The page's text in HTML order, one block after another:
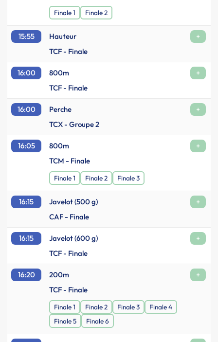
Finale 1 Finale 2
15:55 Hauteur
+
TCF - Finale
16:00 800m
+
TCF - Finale
16:00 Perche
+
TCX - Groupe 2
16:05 800m
+
TCM - Finale
Finale 1 Finale 2 Finale 3
16:15 Javelot (500 g)
+
CAF - Finale
16:15 Javelot (600 g)
+
TCF - Finale
16:20 200m
+
TCF - Finale
Finale 1 Finale 2 Finale 3
Finale 4
Finale 5
Finale 6